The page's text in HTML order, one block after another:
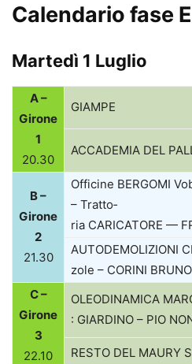
Calendario fase
Martedì 1 Luglio
A –
Girone
1
20.30
GIAMPE
ACCADEMIA DEL
B –
Girone
2
21.30
Offi­cine BERGOMI
– Trat­to­
ria CARICATORE —
AUTODEMOLIZIONI
zole – CORINI BRUNO
C –
Girone
3
22.10
OLEODINAMICA
: GIARDINO – PIO
RESTO DEL MAURY